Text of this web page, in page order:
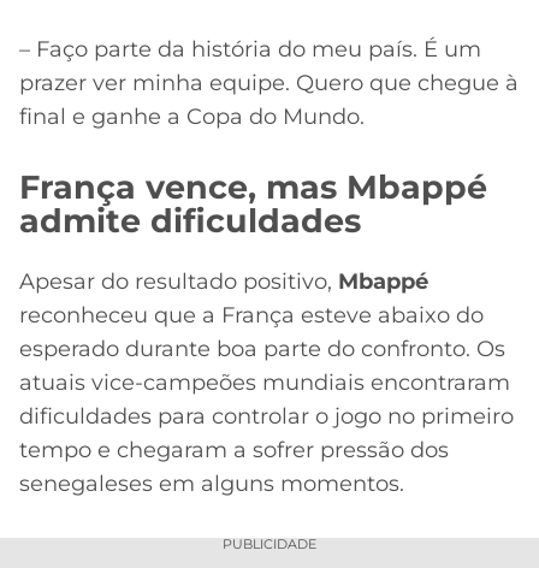
– Faço parte da história do meu país. É um
prazer ver minha equipe. Quero que chegue à
final e ganhe a Copa do Mundo.
França vence, mas Mbappé
admite dificuldades
Apesar do resultado positivo, Mbappé
reconheceu que a França esteve abaixo do
esperado durante boa parte do confronto. Os
atuais vice-campeões mundiais encontraram
dificuldades para controlar o jogo no primeiro
tempo e chegaram a sofrer pressão dos
senegaleses em alguns momentos.
PUBLICIDADE